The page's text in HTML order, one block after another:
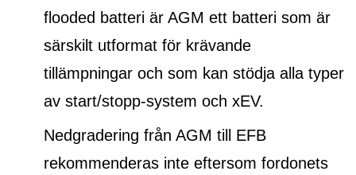
flooded batteri är AGM ett batteri som är
särskilt utformat för krävande
tillämpningar och som kan stödja alla typer
av start/stopp-system och xEV.
Nedgradering från AGM till EFB
rekommenderas inte eftersom fordonets